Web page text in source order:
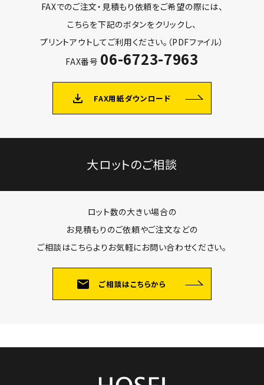
FAXでのご注文・見積もり依頼をご希望の際には、
こちらを下記のボタンをクリックし、
プリントアウトしてご利用ください。（PDFファイル）
FAX番号 06-6723-7963
file_download FAX用紙ダウンロード
大ロットのご相談
ロット数の大きい場合の
お見積もりのご依頼やご注文などの
ご相談はこちらよりお気軽にお問い合わせください。
mail ご相談はこちらから